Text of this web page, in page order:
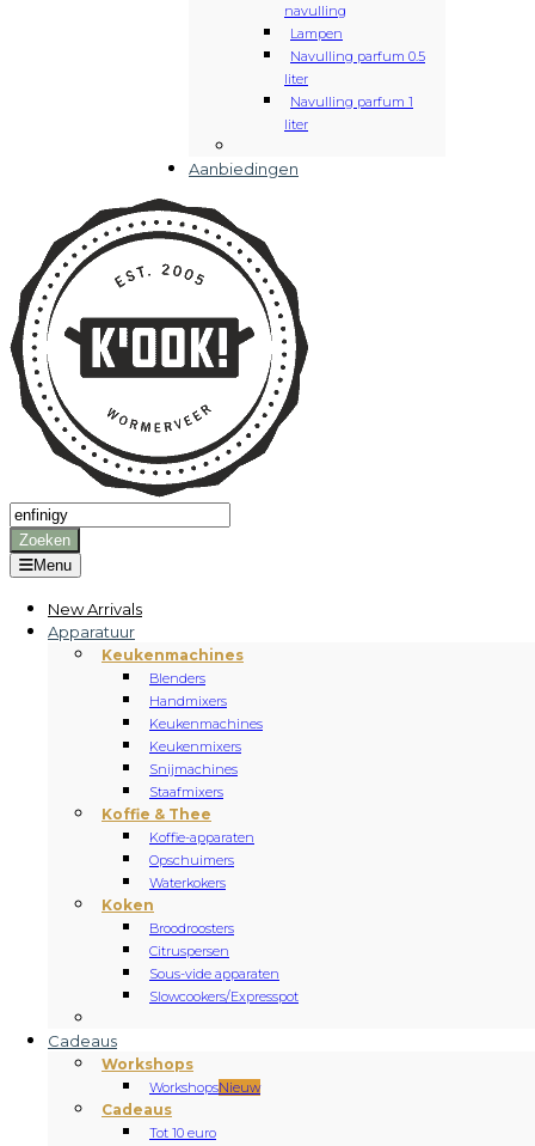
navulling
Lampen
Navulling parfum 0.5
liter
Navulling parfum 1
liter
Aanbiedingen
Producten
zoeken
Zoeken
Menu
New Arrivals
Apparatuur
Keukenmachines
Blenders
Handmixers
Keukenmachines
Keukenmixers
Snijmachines
Staafmixers
Koffie & Thee
Koffie-apparaten
Opschuimers
Waterkokers
Koken
Broodroosters
Citruspersen
Sous-vide apparaten
Slowcookers/Expresspot
Cadeaus
Workshops
WorkshopsNieuw
Cadeaus
Tot 10 euro